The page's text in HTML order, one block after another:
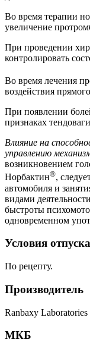
Во время терапии
увеличение
При проведении
контролировать
Во время лечения
воздействия
При появлении
признаках
Влияние на
управлению
возникновением
Норбактин®,
автомобиля и
видами
быстроты
одновременном
Условия отпуска
По рецепту.
Производитель
Ranbaxy
МКБ